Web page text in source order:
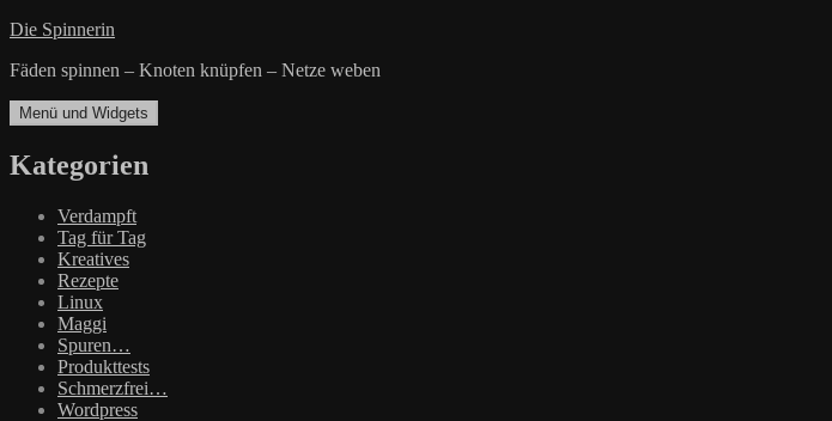
Zum
springen
Die Spinnerin
Fäden spinnen – Knoten knüpfen – Netze weben
Menü und Widgets
Kategorien
Verdampft
Tag für Tag
Kreatives
Rezepte
Linux
Maggi
Spuren…
Produkttests
Schmerzfrei…
Wordpress